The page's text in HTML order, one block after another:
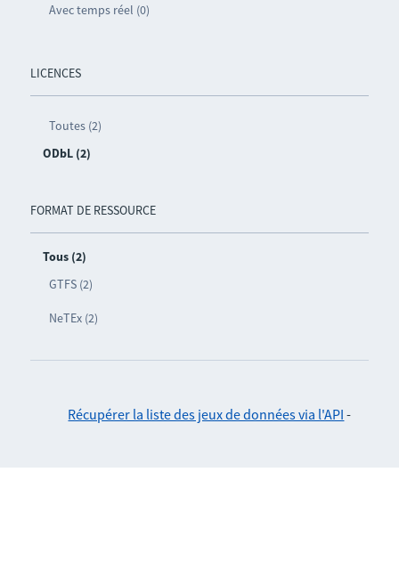
Avec temps réel (0)
LICENCES
Toutes (2)
ODbL (2)
FORMAT DE RESSOURCE
Tous (2)
GTFS (2)
NeTEx (2)
Récupérer la liste des jeux de données via l'API -